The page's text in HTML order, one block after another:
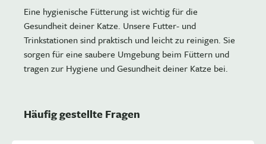
Eine hygienische Fütterung ist wichtig für die
Gesundheit deiner Katze. Unsere Futter- und
Trinkstationen sind praktisch und leicht zu reinigen. Sie
sorgen für eine saubere Umgebung beim Füttern und
tragen zur Hygiene und Gesundheit deiner Katze bei.
Häufig gestellte Fragen